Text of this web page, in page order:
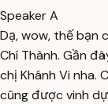
Speaker A
Dạ, wow, thế bạn
Chí Thành. Gần
chị Khánh Vi nha.
cũng được vinh